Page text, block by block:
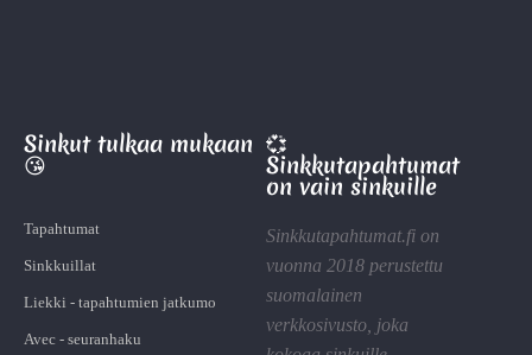
Sinkut tulkaa mukaan
😘
Tapahtumat
Sinkkuillat
Liekki - tapahtumien jatkumo
Avec - seuranhaku
💞
Sinkkutapahtumat
on vain sinkuille
Sinkkutapahtumat.fi on
vuonna 2018 perustettu
suomalainen
verkkosivusto, joka